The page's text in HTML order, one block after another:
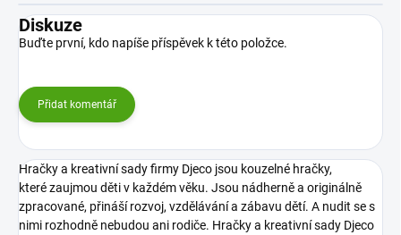
Diskuze
Buďte první, kdo napíše příspěvek k této položce.
Přidat komentář
Hračky a kreativní sady firmy Djeco jsou kouzelné hračky,
které zaujmou děti v každém věku. Jsou nádherně a originálně
zpracované, přináší rozvoj, vzdělávání a zábavu dětí. A nudit se s
nimi rozhodně nebudou ani rodiče. Hračky a kreativní sady Djeco